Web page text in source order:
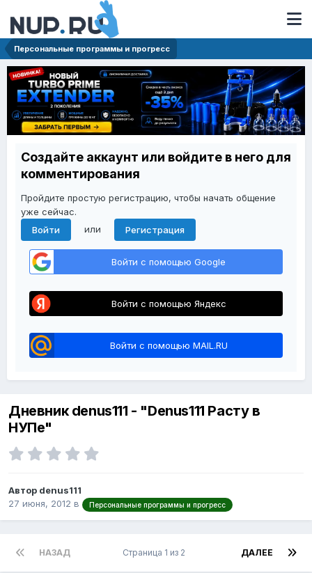
Персональные программы и прогресс
Создайте аккаунт или войдите в него для
комментирования
Пройдите простую регистрацию, чтобы начать общение
уже сейчас.
Войти
или Регистрация
Войти с помощью Google
Войти с помощью Яндекс
Войти с помощью MAIL.RU
Дневник denus111 - "Denus111 Расту в
НУПе"
Автор denus111
27 июня, 2012 в Персональные программы и прогресс
НАЗАД ДАЛЕЕ
Страница 1 из 2